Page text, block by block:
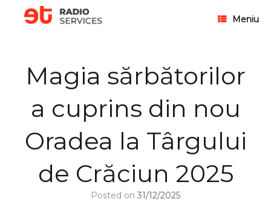
Meniu
Magia sărbătorilor
a cuprins din nou
Oradea la Târgului
de Crăciun 2025
Posted on 31/12/2025